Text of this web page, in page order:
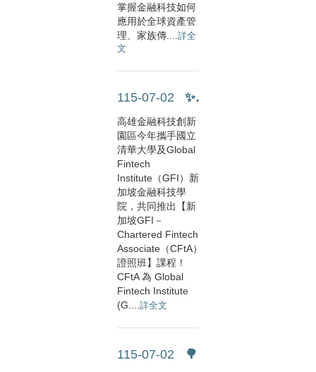
掌握金融科技如何
應用於全球資產管
理、家族傳.... 詳全
文
115-07-02 ✨Chartered Fint....
高雄金融科技創新
園區今年攜手國立
清華大學及Global
Fintech
Institute（GFI）新
加坡金融科技學
院，共同推出【新
加坡GFI－
Chartered Fintech
Associate（CFtA）
證照班】課程！
CFtA 為 Global
Fintech Institute
(G.... 詳全文
115-07-02